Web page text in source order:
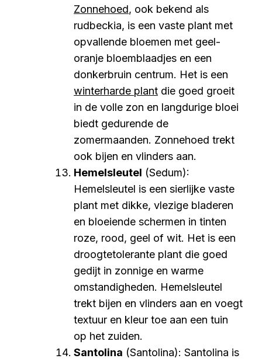
Zonnehoed, ook bekend als
rudbeckia, is een vaste plant met
opvallende bloemen met geel-
oranje bloemblaadjes en een
donkerbruin centrum. Het is een
winterharde plant die goed groeit
in de volle zon en langdurige bloei
biedt gedurende de
zomermaanden. Zonnehoed trekt
ook bijen en vlinders aan.
Hemelsleutel (Sedum):
Hemelsleutel is een sierlijke vaste
plant met dikke, vlezige bladeren
en bloeiende schermen in tinten
roze, rood, geel of wit. Het is een
droogtetolerante plant die goed
gedijt in zonnige en warme
omstandigheden. Hemelsleutel
trekt bijen en vlinders aan en voegt
textuur en kleur toe aan een tuin
op het zuiden.
Santolina (Santolina): Santolina is